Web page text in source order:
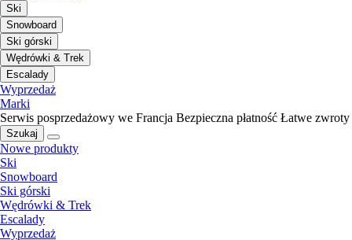
Ski
Snowboard
Ski górski
Wędrówki & Trek
Escalady
Wyprzedaż
Marki
Serwis posprzedażowy we Francja Bezpieczna płatność Łatwe zwroty
Szukaj
Nowe produkty
Ski
Snowboard
Ski górski
Wędrówki & Trek
Escalady
Wyprzedaż